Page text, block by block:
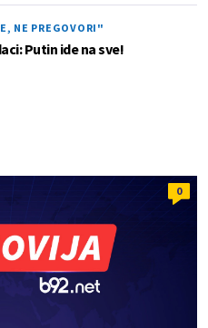
NE PREGOVORI"
Putin ide na sve!
0